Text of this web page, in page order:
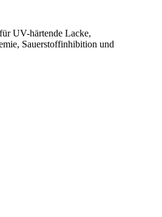
UV-härtende Lacke,
Sauerstoffinhibition und